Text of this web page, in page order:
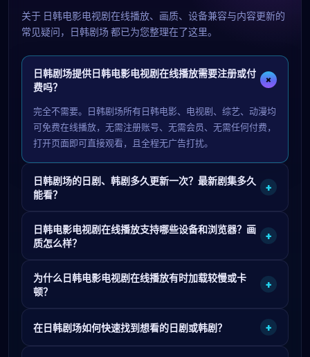
关于 日韩电影电视剧在线播放、画质、设备兼容与内容更新的
常见疑问，
日韩剧场 都已为您整理在了这里。
日韩剧场提供日韩电影电视剧在线播放需要注册或付
费吗？
+
完全不需要。日韩剧场所有日韩电影、电视剧、综艺、动漫均
可免费在线播放，无需注册账号、无需会员、无需任何付费，
打开页面即可直接观看，且全程无广告打扰。
日韩剧场的日剧、韩剧多久更新一次？最新剧集多久
能看？
+
日韩电影电视剧在线播放支持哪些设备和浏览器？画
质怎么样？
+
为什么日韩电影电视剧在线播放有时加载较慢或卡
顿？
+
在日韩剧场如何快速找到想看的日剧或韩剧？ +